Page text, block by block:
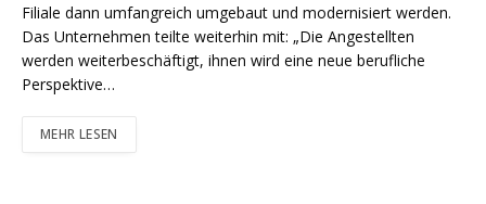
Filiale dann umfangreich umgebaut und modernisiert werden.
Das Unternehmen teilte weiterhin mit: „Die Angestellten
werden weiterbeschäftigt, ihnen wird eine neue berufliche
Perspektive…
MEHR LESEN